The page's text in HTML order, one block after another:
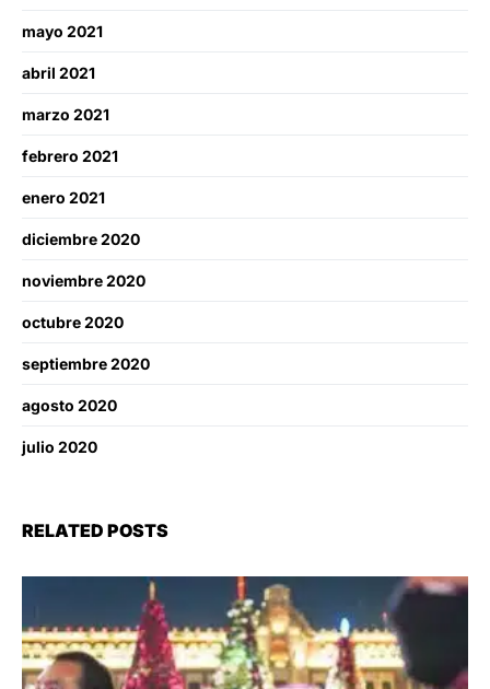
mayo 2021
abril 2021
marzo 2021
febrero 2021
enero 2021
diciembre 2020
noviembre 2020
octubre 2020
septiembre 2020
agosto 2020
julio 2020
RELATED POSTS